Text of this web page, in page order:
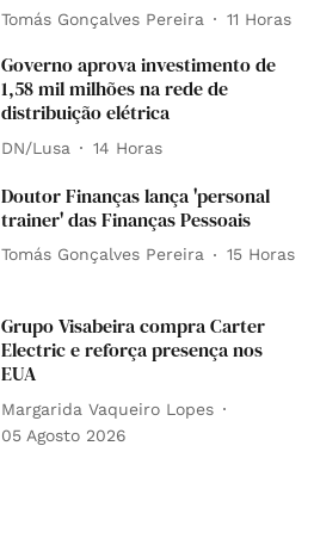
Tomás Gonçalves Pereira 11 Horas
Governo aprova investimento de
1,58 mil milhões na rede de
distribuição elétrica
DN/Lusa 14 Horas
Doutor Finanças lança 'personal
trainer' das Finanças Pessoais
Tomás Gonçalves Pereira 15 Horas
Grupo Visabeira compra Carter
Electric e reforça presença nos
EUA
Margarida Vaqueiro Lopes
05 Agosto 2026